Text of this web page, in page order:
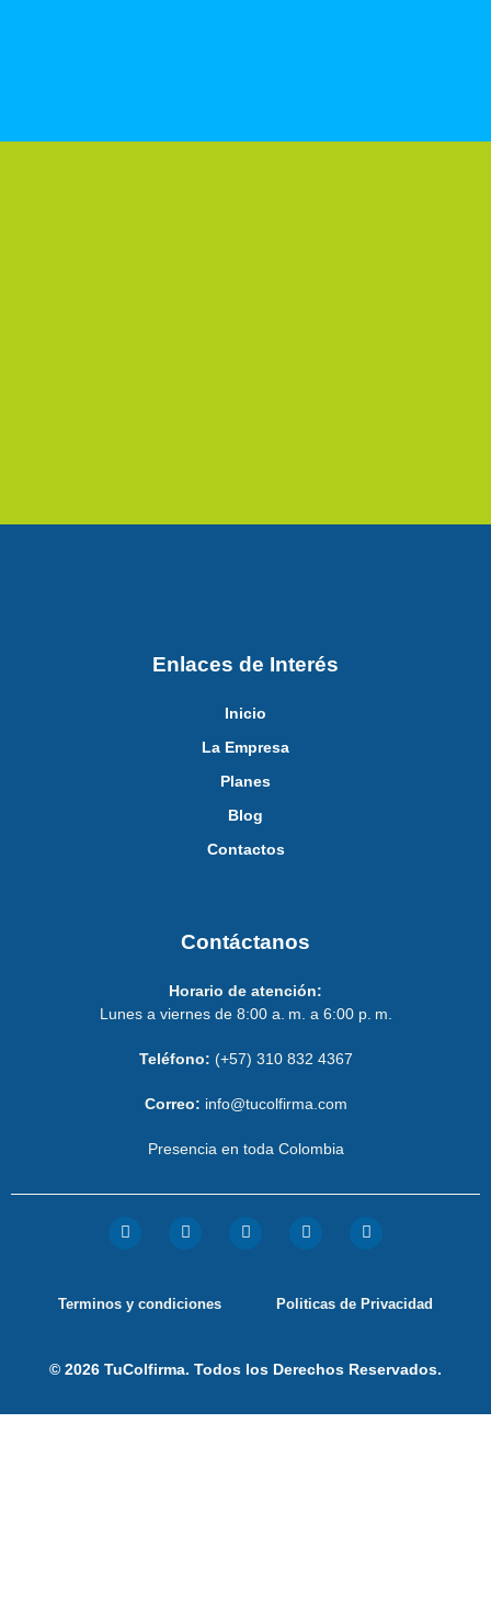
Enlaces de Interés
Inicio
La Empresa
Planes
Blog
Contactos
Contáctanos
Horario de atención:
Lunes a viernes de 8:00 a. m. a 6:00 p. m.
Teléfono: (+57) 310 832 4367
Correo: info@tucolfirma.com
Presencia en toda Colombia
© 2026 TuColfirma. Todos los Derechos Reservados.
Terminos y condiciones Politicas de Privacidad